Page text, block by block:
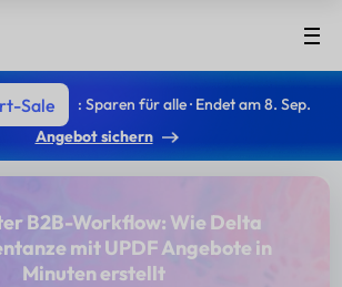
Sale
: Sparen für alle · Endet am 8. Sep.
Angebot sichern
B2B-Workflow: Wie Delta
mit UPDF Angebote in
Minuten erstellt